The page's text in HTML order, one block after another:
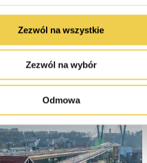
Zezwól na wszystkie
Zezwól na wybór
Odmowa